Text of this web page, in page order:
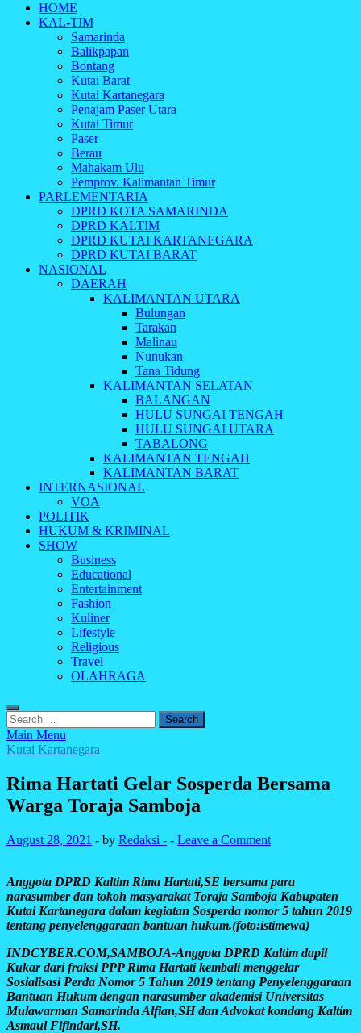
Indonesia Cyber
Media Cetak, Online & Streaming
HOME
KAL-TIM
Samarinda
Balikpapan
Bontang
Kutai Barat
Kutai Kartanegara
Penajam Paser Utara
Kutai Timur
Paser
Berau
Mahakam Ulu
Pemprov. Kalimantan Timur
PARLEMENTARIA
DPRD KOTA SAMARINDA
DPRD KALTIM
DPRD KUTAI KARTANEGARA
DPRD KUTAI BARAT
NASIONAL
DAERAH
KALIMANTAN UTARA
Bulungan
Tarakan
Malinau
Nunukan
Tana Tidung
KALIMANTAN SELATAN
BALANGAN
HULU SUNGAI TENGAH
HULU SUNGAI UTARA
TABALONG
KALIMANTAN TENGAH
KALIMANTAN BARAT
INTERNASIONAL
VOA
POLITIK
HUKUM & KRIMINAL
SHOW
Business
Educational
Entertainment
Fashion
Kuliner
Lifestyle
Religious
Travel
OLAHRAGA
Search
for:
Main Menu
Kutai Kartanegara
Rima Hartati Gelar Sosperda Bersama
Warga Toraja Samboja
August 28, 2021 - by Redaksi - - Leave a Comment
Anggota DPRD Kaltim Rima Hartati,SE bersama para
narasumber dan tokoh masyarakat Toraja Samboja Kabupaten
Kutai Kartanegara dalam kegiatan Sosperda nomor 5 tahun 2019
tentang penyelenggaraan bantuan hukum.(foto:istimewa)
INDCYBER.COM,SAMBOJA-Anggota DPRD Kaltim dapil
Kukar dari fraksi PPP Rima Hartati kembali menggelar
Sosialisasi Perda Nomor 5 Tahun 2019 tentang Penyelenggaraan
Bantuan Hukum dengan narasumber akademisi Universitas
Mulawarman Samarinda Alfian,SH dan Advokat kondang Kaltim
Asmaul Fifindari,SH.